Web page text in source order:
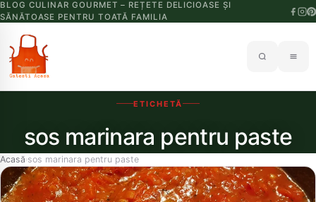
BLOG CULINAR GOURMET – REȚETE DELICIOASE ȘI
SĂNĂTOASE PENTRU TOATĂ FAMILIA
ETICHETĂ
sos marinara pentru paste
Acasă›sos marinara pentru paste